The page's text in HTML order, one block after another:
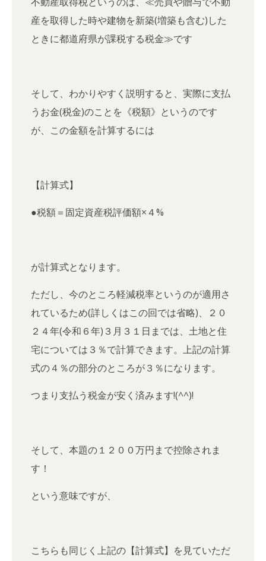
産を取得した時や建物を新築(増築も含む)した
ときに都道府県が課税する税金≫です
そして、わかりやすく説明すると、実際に支払
うお金(税金)のことを《税額》というのです
が、この金額を計算するには
【計算式】
●税額＝固定資産税評価額×４%
が計算式となります。
ただし、今のところ軽減税率というのが適用さ
れているため(詳しくはこの回では省略)、２０
２４年(令和６年)３月３１日までは、土地と住
宅については３％で計算できます。上記の計算
式の４％の部分のところが３％になります。
つまり支払う税金が安く済みます!(^^)!
そして、本題の１２００万円まで控除されま
す！
という意味ですが、
こちらも同じく上記の【計算式】を見ていただ